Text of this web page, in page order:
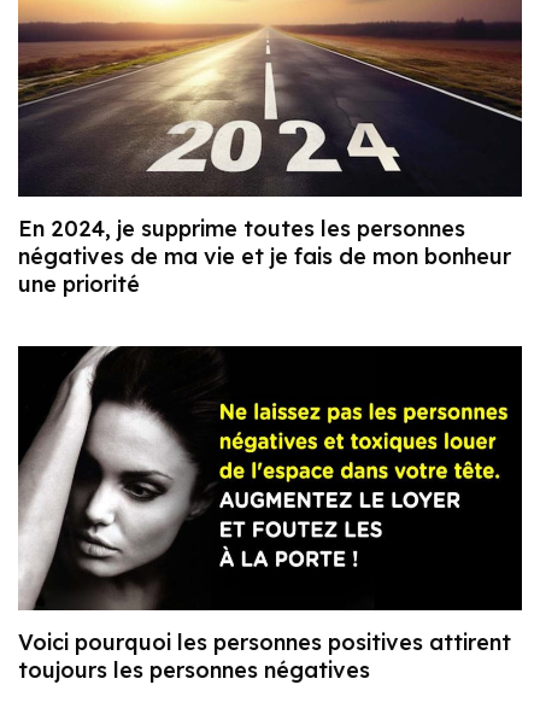
En 2024, je supprime toutes les personnes
négatives de ma vie et je fais de mon bonheur
une priorité
Voici pourquoi les personnes positives attirent
toujours les personnes négatives